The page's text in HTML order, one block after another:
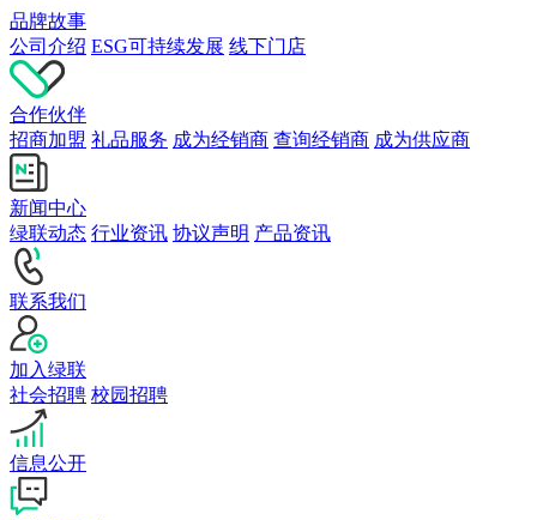
品牌故事
公司介绍 ESG可持续发展 线下门店
合作伙伴
招商加盟 礼品服务 成为经销商 查询经销商 成为供应商
新闻中心
绿联动态 行业资讯 协议声明 产品资讯
联系我们
加入绿联
社会招聘 校园招聘
信息公开